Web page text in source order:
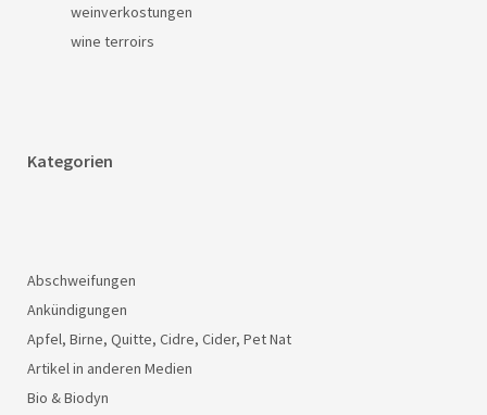
weinverkostungen
wine terroirs
Kategorien
Abschweifungen
Ankündigungen
Apfel, Birne, Quitte, Cidre, Cider, Pet Nat
Artikel in anderen Medien
Bio & Biodyn